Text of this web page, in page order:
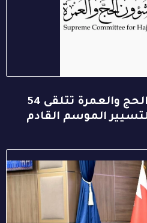
اللجنة العليا لشؤون الحج والعمرة تتلقى 54
الموسم القادم